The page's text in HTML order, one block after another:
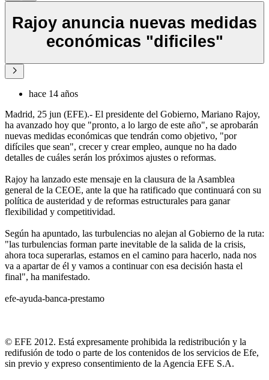
Rajoy anuncia nuevas medidas
económicas "dificiles"
hace 14 años
Madrid, 25 jun (EFE).- El presidente del Gobierno, Mariano Rajoy,
ha avanzado hoy que "pronto, a lo largo de este año", se aprobarán
nuevas medidas económicas que tendrán como objetivo, "por
difíciles que sean", crecer y crear empleo, aunque no ha dado
detalles de cuáles serán los próximos ajustes o reformas.
Rajoy ha lanzado este mensaje en la clausura de la Asamblea
general de la CEOE, ante la que ha ratificado que continuará con su
política de austeridad y de reformas estructurales para ganar
flexibilidad y competitividad.
Según ha apuntado, las turbulencias no alejan al Gobierno de la ruta:
"las turbulencias forman parte inevitable de la salida de la crisis,
ahora toca superarlas, estamos en el camino para hacerlo, nada nos
va a apartar de él y vamos a continuar con esa decisión hasta el
final", ha manifestado.
efe-ayuda-banca-prestamo
© EFE 2012. Está expresamente prohibida la redistribución y la
redifusión de todo o parte de los contenidos de los servicios de Efe,
sin previo y expreso consentimiento de la Agencia EFE S.A.